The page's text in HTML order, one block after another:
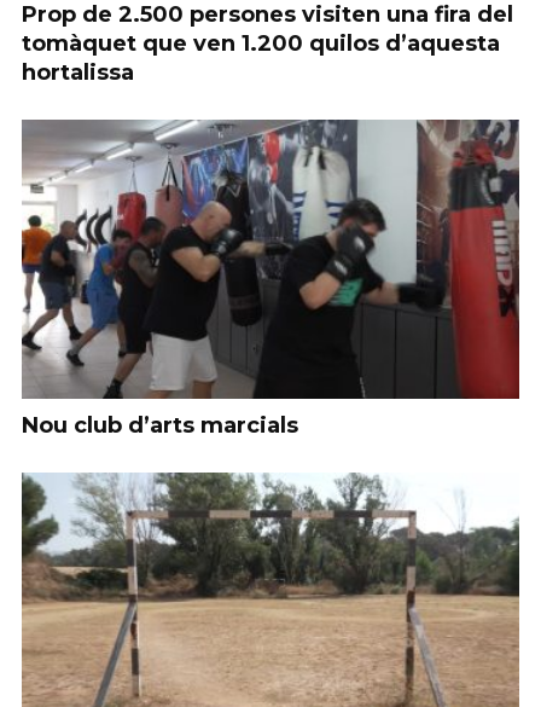
Prop de 2.500 persones visiten una fira del
tomàquet que ven 1.200 quilos d’aquesta
hortalissa
Nou club d’arts marcials